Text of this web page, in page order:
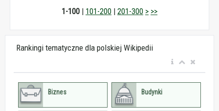
1-100 | 101-200 | 201-300 > >>
Rankingi tematyczne dla polskiej Wikipedii
Biznes Budynki